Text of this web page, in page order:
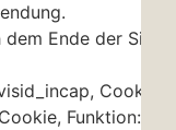
dem Ende der
Cookie-
Funktion: Zur